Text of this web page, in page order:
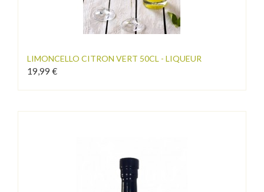
LIMONCELLO CITRON VERT 50CL - LIQUEUR
19,99 €